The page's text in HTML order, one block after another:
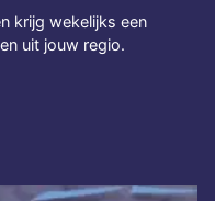
krijg wekelijks een
uit jouw regio.